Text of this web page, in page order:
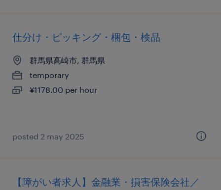
仕分け・ピッキング・梱包・検品
群馬県高崎市, 群馬県
temporary
¥1178.00 per hour
posted 2 may 2025
【障がい者求人】金融業・損害保険会社／